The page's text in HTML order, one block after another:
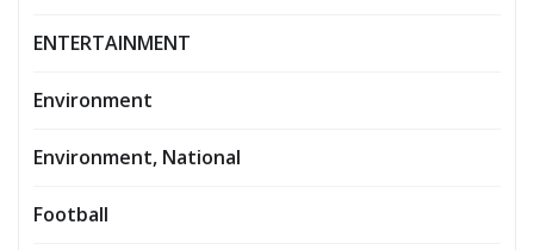
ENTERTAINMENT
Environment
Environment, National
Football